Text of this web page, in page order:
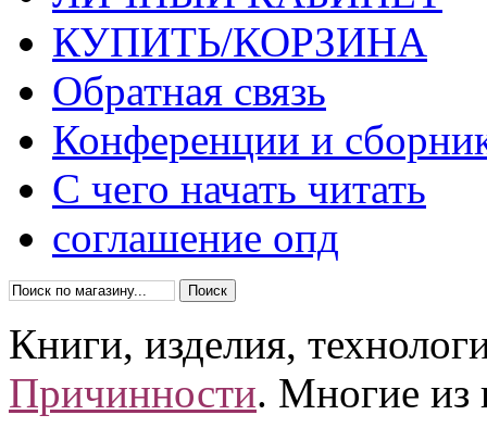
КУПИТЬ/КОРЗИНА
Обратная связь
Конференции и
С чего начать читать
соглашение опд
Книги, изделия,
Причинности. Многие из